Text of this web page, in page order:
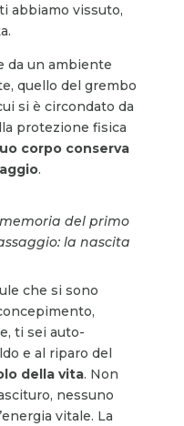
abbiamo vissuto,
da un ambiente
quello del grembo
si è circondato da
protezione fisica
corpo conserva
.
del primo
la nascita
che si sono
ti sei auto-
e al riparo del
della vita. Non
nessuno
vitale. La